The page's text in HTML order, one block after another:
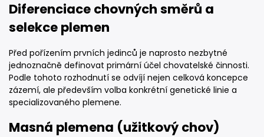
Diferenciace chovných směrů a
selekce plemen
Před pořízením prvních jedinců je naprosto nezbytné
jednoznačně definovat primární účel chovatelské činnosti.
Podle tohoto rozhodnutí se odvíjí nejen celková koncepce
zázemí, ale především volba konkrétní genetické linie a
specializovaného plemene.
Masná plemena (užitkový chov)